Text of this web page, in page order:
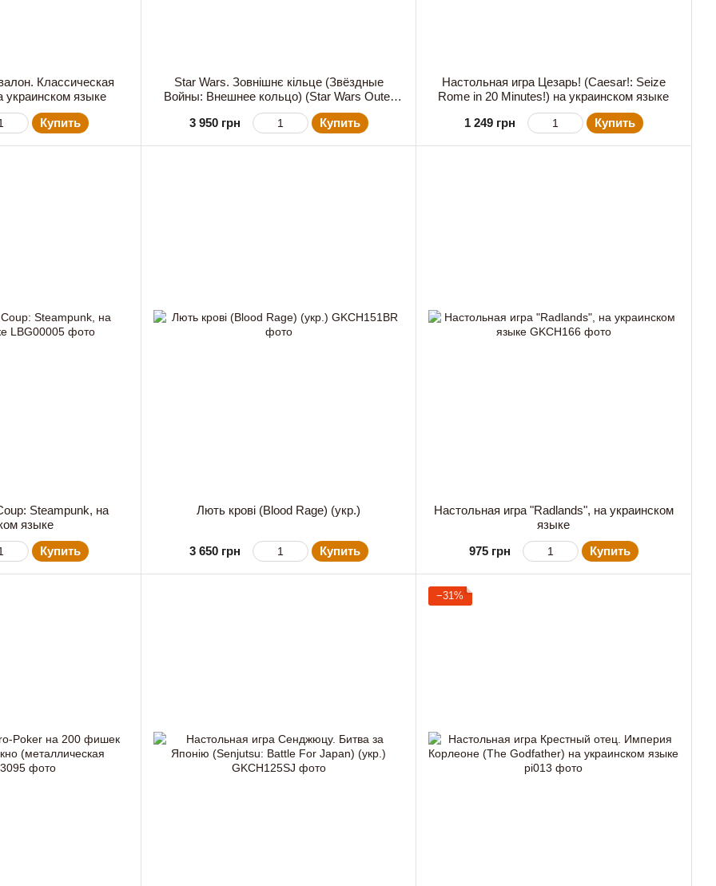
Классическая
украинском языке
Купить
Star Wars. Зовнішнє кільце (Звёздные
Войны: Внешнее кольцо) (Star Wars Outer
Rim) (укр.)
3 950 грн
Купить
Настольная игра Цезарь! (Caesar!: Seize
Rome in 20 Minutes!) на украинском языке
1 249 грн
Купить
Steampunk, на
языке
Купить
Лють крові (Blood Rage) (укр.)
3 650 грн Купить
Настольная игра "Radlands", на украинском
языке
975 грн
Купить
−31%